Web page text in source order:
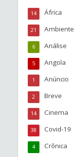
África
14
Ambiente
21
Análise
6
Angola
5
Anúncio
1
Breve
2
Cinema
14
Covid-19
38
Crônica
4